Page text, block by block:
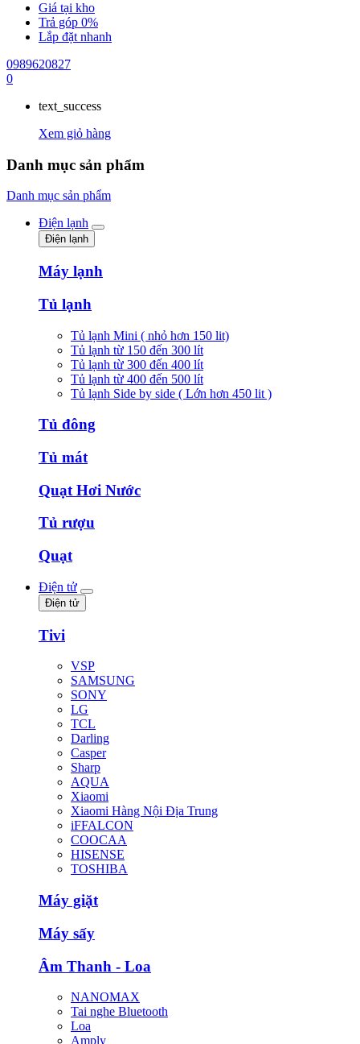
Giá tại kho
Trả góp 0%
Lắp đặt nhanh
0989620827
0
text_success
Xem giỏ hàng
Danh mục sản phẩm
Danh mục sản phẩm
Điện lạnh
Điện lạnh
Máy lạnh
Tủ lạnh
Tủ lạnh Mini ( nhỏ hơn 150 lit)
Tủ lạnh từ 150 đến 300 lít
Tủ lạnh từ 300 đến 400 lít
Tủ lạnh từ 400 đến 500 lít
Tủ lạnh Side by side ( Lớn hơn 450 lit )
Tủ đông
Tủ mát
Quạt Hơi Nước
Tủ rượu
Quạt
Điện tử
Điện tử
Tivi
VSP
SAMSUNG
SONY
LG
TCL
Darling
Casper
Sharp
AQUA
Xiaomi
Xiaomi Hàng Nội Địa Trung
iFFALCON
COOCAA
HISENSE
TOSHIBA
Máy giặt
Máy sấy
Âm Thanh - Loa
NANOMAX
Tai nghe Bluetooth
Loa
Amply